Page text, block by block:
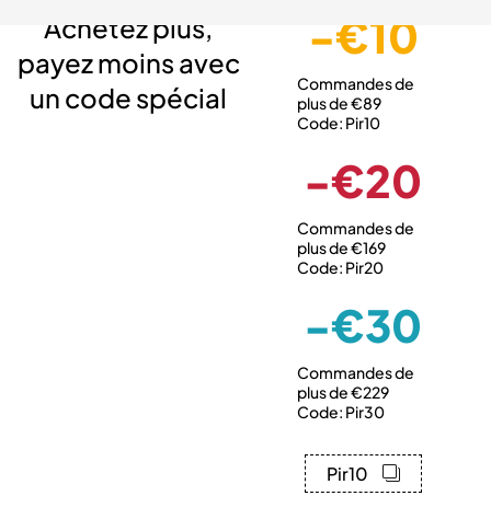
Achetez plus,
payez moins avec
un code spécial
-€10
Commandes de
plus de €89
Code: Pir10
-€20
Commandes de
plus de €169
Code: Pir20
-€30
Commandes de
plus de €229
Code: Pir30
Pir10